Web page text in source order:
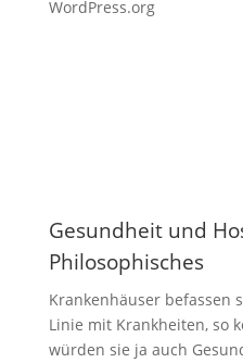
WordPress.org
Gesundheit und
Philosophisches
Krankenhäuser befassen
Linie mit Krankheiten, so
würden sie ja auch